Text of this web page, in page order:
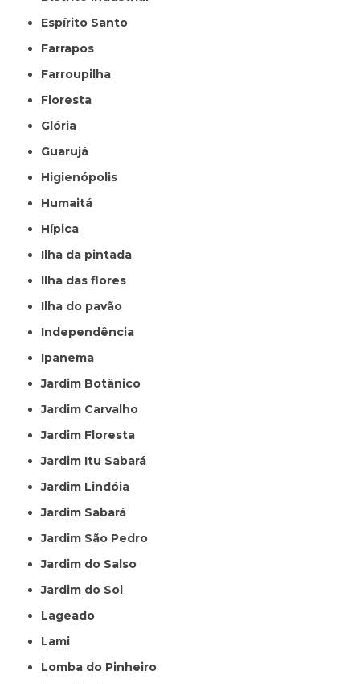
Espírito Santo
Farrapos
Farroupilha
Floresta
Glória
Guarujá
Higienópolis
Humaitá
Hípica
Ilha da pintada
Ilha das flores
Ilha do pavão
Independência
Ipanema
Jardim Botânico
Jardim Carvalho
Jardim Floresta
Jardim Itu Sabará
Jardim Lindóia
Jardim Sabará
Jardim São Pedro
Jardim do Salso
Jardim do Sol
Lageado
Lami
Lomba do Pinheiro